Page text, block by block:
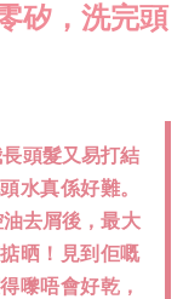
矽，洗完頭
頭髮又易打結
水真係好難。
去屑後，最大
晒！見到佢嘅
嚟唔會好乾，